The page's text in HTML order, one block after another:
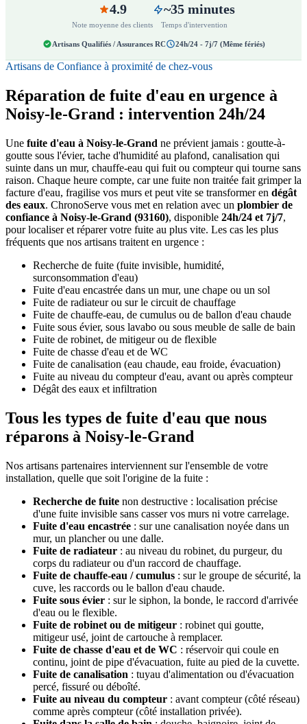
4.9
Note moyenne des clients
~35 minutes
Temps d'intervention
Artisans Qualifiés / Assurances RC 24h/24 - 7j/7 (Même fériés)
Artisans de Confiance à proximité de chez-vous
Réparation de fuite d'eau en urgence à
Noisy-le-Grand : intervention 24h/24
Une fuite d'eau à Noisy-le-Grand ne prévient jamais : goutte-à-
goutte sous l'évier, tache d'humidité au plafond, canalisation qui
suinte dans un mur, chauffe-eau qui fuit ou compteur qui tourne sans
raison. Chaque heure compte, car une fuite non traitée fait grimper la
facture d'eau, fragilise vos murs et peut vite se transformer en dégât
des eaux. ChronoServe vous met en relation avec un plombier de
confiance à Noisy-le-Grand (93160), disponible 24h/24 et 7j/7,
pour localiser et réparer votre fuite au plus vite. Les cas les plus
fréquents que nos artisans traitent en urgence :
Recherche de fuite (fuite invisible, humidité,
surconsommation d'eau)
Fuite d'eau encastrée dans un mur, une chape ou un sol
Fuite de radiateur ou sur le circuit de chauffage
Fuite de chauffe-eau, de cumulus ou de ballon d'eau chaude
Fuite sous évier, sous lavabo ou sous meuble de salle de bain
Fuite de robinet, de mitigeur ou de flexible
Fuite de chasse d'eau et de WC
Fuite de canalisation (eau chaude, eau froide, évacuation)
Fuite au niveau du compteur d'eau, avant ou après compteur
Dégât des eaux et infiltration
Tous les types de fuite d'eau que nous
réparons à Noisy-le-Grand
Nos artisans partenaires interviennent sur l'ensemble de votre
installation, quelle que soit l'origine de la fuite :
Recherche de fuite non destructive : localisation précise
d'une fuite invisible sans casser vos murs ni votre carrelage.
Fuite d'eau encastrée : sur une canalisation noyée dans un
mur, un plancher ou une dalle.
Fuite de radiateur : au niveau du robinet, du purgeur, du
corps du radiateur ou d'un raccord de chauffage.
Fuite de chauffe-eau / cumulus : sur le groupe de sécurité, la
cuve, les raccords ou le ballon d'eau chaude.
Fuite sous évier : sur le siphon, la bonde, le raccord d'arrivée
d'eau ou le flexible.
Fuite de robinet ou de mitigeur : robinet qui goutte,
mitigeur usé, joint de cartouche à remplacer.
Fuite de chasse d'eau et de WC : réservoir qui coule en
continu, joint de pipe d'évacuation, fuite au pied de la cuvette.
Fuite de canalisation : tuyau d'alimentation ou d'évacuation
percé, fissuré ou déboîté.
Fuite au niveau du compteur : avant compteur (côté réseau)
comme après compteur (côté installation privée).